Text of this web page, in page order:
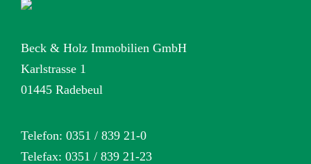
Beck & Holz Immobilien GmbH
Karlstrasse 1
01445 Radebeul
Telefon: 0351 / 839 21-0
Telefax: 0351 / 839 21-23